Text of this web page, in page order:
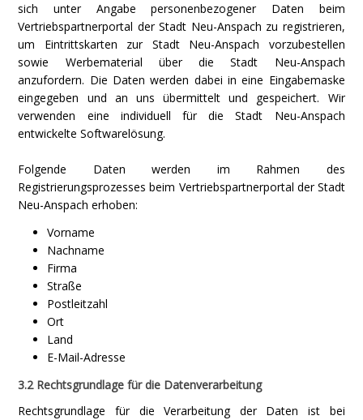
sich unter Angabe personenbezogener Daten beim
Vertriebspartnerportal der Stadt Neu-Anspach zu registrieren,
um Eintrittskarten zur Stadt Neu-Anspach vorzubestellen
sowie Werbematerial über die Stadt Neu-Anspach
anzufordern. Die Daten werden dabei in eine Eingabemaske
eingegeben und an uns übermittelt und gespeichert. Wir
verwenden eine individuell für die Stadt Neu-Anspach
entwickelte Softwarelösung.
Folgende Daten werden im Rahmen des
Registrierungsprozesses beim Vertriebspartnerportal der Stadt
Neu-Anspach erhoben:
Vorname
Nachname
Firma
Straße
Postleitzahl
Ort
Land
E-Mail-Adresse
3.2 Rechtsgrundlage für die Datenverarbeitung
Rechtsgrundlage für die Verarbeitung der Daten ist bei